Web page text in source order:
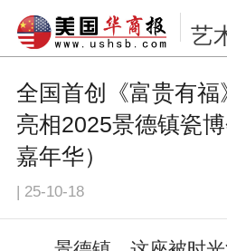
艺
全国首创《富贵有
亮相2025景德镇瓷
嘉年华）
| 25-10-18